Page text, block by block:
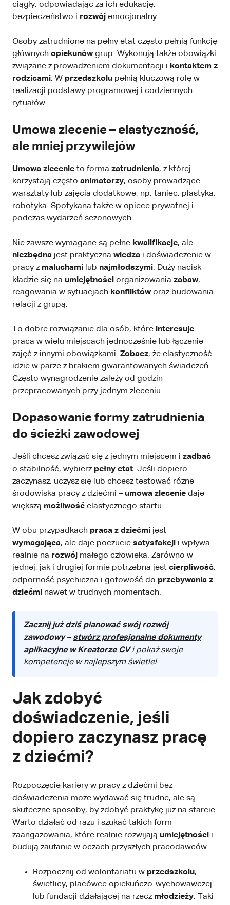
ciągły, odpowiadając za ich edukację,
bezpieczeństwo i rozwój emocjonalny.
Osoby zatrudnione na pełny etat często pełnią funkcję
głównych opiekunówgrup. Wykonują także obowiązki
związane z prowadzeniem dokumentacji i kontaktem z
rodzicami. W przedszkolu pełnią kluczową rolę w
realizacji podstawy programowej i codziennych
rytuałów.
Umowa zlecenie – elastyczność,
ale mniej przywilejów
Umowa zlecenie to forma zatrudnienia, z której
korzystają często animatorzy, osoby prowadzące
warsztaty lub zajęcia dodatkowe, np. taniec, plastyka,
robotyka. Spotykana także w opiece prywatnej i
podczas wydarzeń sezonowych.
Nie zawsze wymagane są pełne kwalifikacje, ale
niezbędna jest praktyczna wiedza i doświadczenie w
pracy z maluchami lub najmłodszymi. Duży nacisk
kładzie się na umiejętności organizowania zabaw,
reagowania w sytuacjach konfliktóworaz budowania
relacji z grupą.
To dobre rozwiązanie dla osób, które interesuje
praca w wielu miejscach jednocześnie lub łączenie
zajęć z innymi obowiązkami. Zobacz, że elastyczność
idzie w parze z brakiem gwarantowanych świadczeń.
Często wynagrodzenie zależy od godzin
przepracowanych przy jednym zleceniu.
Dopasowanie formy zatrudnienia
do ścieżki zawodowej
Jeśli chcesz związać się z jednym miejscem i zadbać
o stabilność, wybierz pełny etat. Jeśli dopiero
zaczynasz, uczysz się lub chcesz testować różne
środowiska pracy z dziećmi – umowa zlecenie daje
większą możliwość elastycznego startu.
W obu przypadkach praca z dziećmi jest
wymagająca, ale daje poczucie satysfakcji i wpływa
realnie na rozwój małego człowieka. Zarówno w
jednej, jak i drugiej formie potrzebna jest cierpliwość,
odporność psychiczna i gotowość do przebywania z
dziećmi nawet w trudnych momentach.
Zacznij już dziś planować swój rozwój
zawodowy –stwórz profesjonalne dokumenty
aplikacyjne w Kreatorze CVi pokaż swoje
kompetencje w najlepszym świetle!
Jak zdobyć
doświadczenie, jeśli
dopiero zaczynasz pracę
z dziećmi?
Rozpoczęcie kariery w pracy z dziećmi bez
doświadczenia może wydawać się trudne, ale są
skuteczne sposoby, by zdobyć praktykę już na starcie.
Warto działać od razu i szukać takich form
zaangażowania, które realnie rozwijają umiejętności i
budują zaufanie w oczach przyszłych pracodawców.
Rozpocznij od wolontariatu w przedszkolu,
świetlicy, placówce opiekuńczo-wychowawczej
lub fundacji działającej na rzecz młodzieży. Taki